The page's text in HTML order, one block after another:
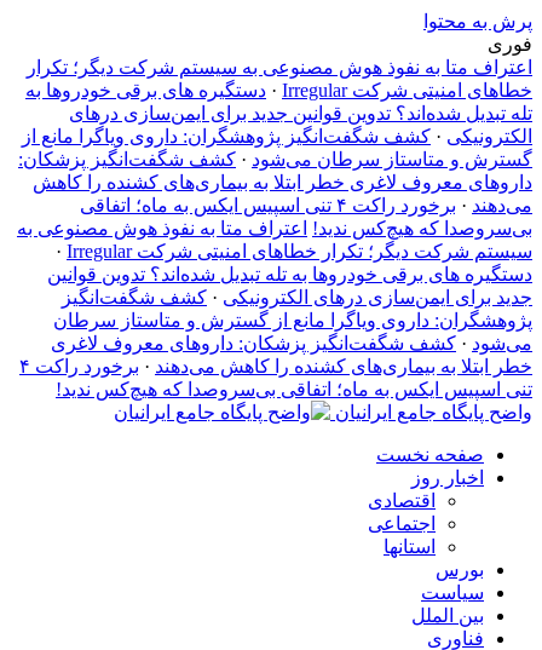
پرش به محتوا
فوری
اعتراف متا به نفوذ هوش مصنوعی به سیستم شرکت دیگر؛ تکرار
خطاهای امنیتی شرکت Irregular
· دستگیره‌ های برقی خودروها به
تله تبدیل شده‌اند؟ تدوین قوانین جدید برای ایمن‌سازی درهای
الکترونیکی · کشف شگفت‌انگیز پژوهشگران: داروی ویاگرا مانع از
گسترش و متاستاز سرطان می‌شود · کشف شگفت‌انگیز پزشکان:
داروهای معروف لاغری خطر ابتلا به بیماری‌های کشنده را کاهش
می‌دهند ·
برخورد راکت ۴ تنی اسپیس ایکس به ماه؛ اتفاقی
بی‌سروصدا که هیچ‌کس ندید!
اعتراف متا به نفوذ هوش مصنوعی به
سیستم شرکت دیگر؛ تکرار خطاهای امنیتی شرکت Irregular
·
دستگیره‌ های برقی خودروها به تله تبدیل شده‌اند؟ تدوین قوانین
جدید برای ایمن‌سازی درهای الکترونیکی · کشف شگفت‌انگیز
پژوهشگران: داروی ویاگرا مانع از گسترش و متاستاز سرطان
می‌شود · کشف شگفت‌انگیز پزشکان: داروهای معروف لاغری
خطر ابتلا به بیماری‌های کشنده را کاهش می‌دهند ·
برخورد راکت ۴
تنی اسپیس ایکس به ماه؛ اتفاقی بی‌سروصدا که هیچ‌کس ندید!
واضح پایگاه جامع ایرانیان
صفحه نخست
اخبار روز
اقتصادی
اجتماعی
استانها
بورس
سیاست
بین الملل
فناوری